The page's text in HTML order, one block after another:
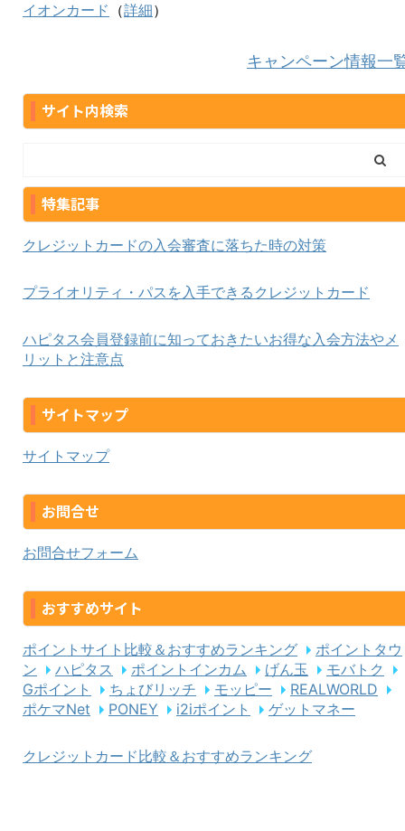
イオンカード （詳細）
キャンペーン情報一
サイト内検索
特集記事
クレジットカードの入会審査に落ちた時の対策
プライオリティ・パスを入手できるクレジットカード
ハピタス会員登録前に知っておきたいお得な入会方法やメ
リットと注意点
サイトマップ
サイトマップ
お問合せ
お問合せフォーム
おすすめサイト
ポイントサイト比較＆おすすめランキング
ポイントタウ
ン
ハピタス ポイントインカム げん玉
モバトク
Gポイント
ちょびリッチ モッピー
REALWORLD
ポケマNet
PONEY i2iポイント ゲットマネー
クレジットカード比較＆おすすめランキング